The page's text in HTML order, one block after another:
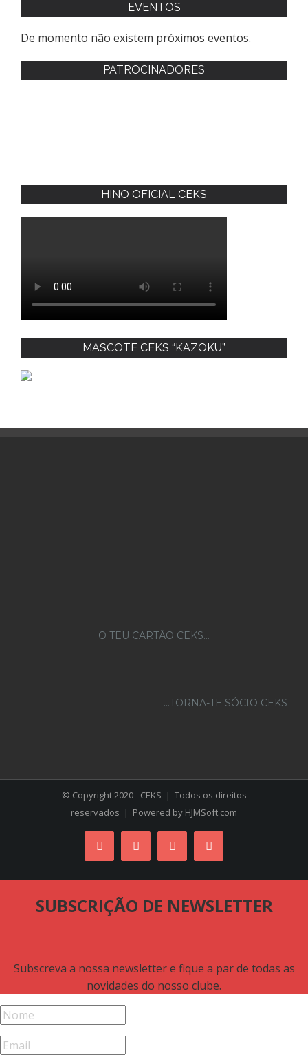
EVENTOS
De momento não existem próximos eventos.
PATROCINADORES
HINO OFICIAL CEKS
MASCOTE CEKS “KAZOKU”
O TEU CARTÃO CEKS…
...TORNA-TE SÓCIO CEKS
© Copyright 2020 - CEKS | Todos os direitos
reservados | Powered by HJMSoft.com
FacebookInstagramYouTubeSkype
SUBSCRIÇÃO DE NEWSLETTER
Subscreva a nossa newsletter e fique a par de todas as
novidades do nosso clube.